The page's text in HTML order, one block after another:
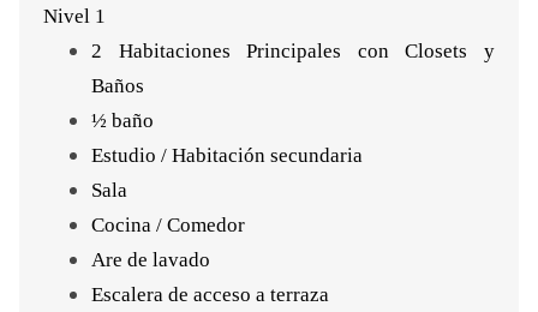
Nivel 1
2 Habitaciones Principales con Closets y
Baños
½ baño
Estudio / Habitación secundaria
Sala
Cocina / Comedor
Are de lavado
Escalera de acceso a terraza